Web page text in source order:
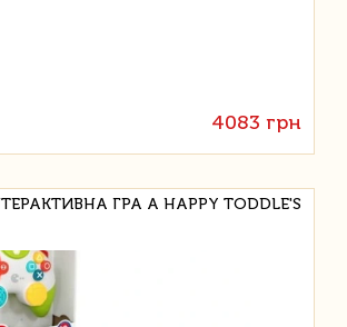
4083 грн
ГРА A HAPPY TODDLE'S